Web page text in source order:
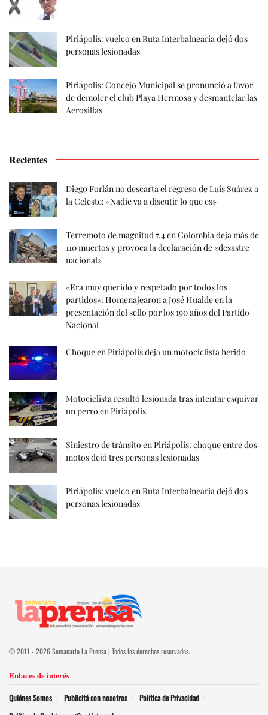
Piriápolis: vuelco en Ruta Interbalnearia dejó dos
personas lesionadas
Piriápolis: Concejo Municipal se pronunció a favor
de demoler el club Playa Hermosa y desmantelar las
Aerosillas
Recientes
Diego Forlán no descarta el regreso de Luis Suárez a
la Celeste: «Nadie va a discutir lo que es»
Terremoto de magnitud 7,4 en Colombia deja más de
110 muertos y provoca la declaración de «desastre
nacional»
«Era muy querido y respetado por todos los
partidos»: Homenajearon a José Hualde en la
presentación del sello por los 190 años del Partido
Nacional
Choque en Piriápolis deja un motociclista herido
Motociclista resultó lesionada tras intentar esquivar
un perro en Piriápolis
Siniestro de tránsito en Piriápolis: choque entre dos
motos dejó tres personas lesionadas
Piriápolis: vuelco en Ruta Interbalnearia dejó dos
personas lesionadas
© 2011 - 2026 Semanario La Prensa | Todos los derechos reservados.
Enlaces de interés
Quiénes Somos Publicitá con nosotros
Política de Privacidad